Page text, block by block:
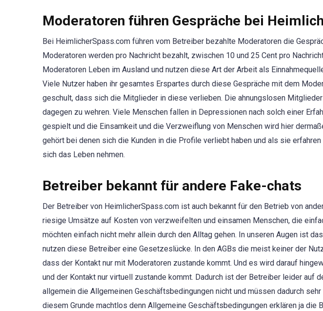
Moderatoren führen Gespräche bei
Bei HeimlicherSpass.com führen vom Betreiber bezahlte Moderatoren die
Moderatoren werden pro Nachricht bezahlt, zwischen 10 und 25 Cent pro
Moderatoren Leben im Ausland und nutzen diese Art der Arbeit als
Viele Nutzer haben ihr gesamtes Erspartes durch diese Gespräche mit dem
geschult, dass sich die Mitglieder in diese verlieben. Die ahnungslosen
dagegen zu wehren. Viele Menschen fallen in Depressionen nach solch einer
gespielt und die Einsamkeit und die Verzweiflung von Menschen wird hier
gehört bei denen sich die Kunden in die Profile verliebt haben und als sie
sich das Leben nehmen.
Betreiber bekannt für andere Fake-chats
Der Betreiber von HeimlicherSpass.com ist auch bekannt für den Betrieb von
riesige Umsätze auf Kosten von verzweifelten und einsamen Menschen, die
möchten einfach nicht mehr allein durch den Alltag gehen. In unseren Augen ist
nutzen diese Betreiber eine Gesetzeslücke. In den AGBs die meist keiner der
dass der Kontakt nur mit Moderatoren zustande kommt. Und es wird darauf
und der Kontakt nur virtuell zustande kommt. Dadurch ist der Betreiber leider auf
allgemein die Allgemeinen Geschäftsbedingungen nicht und müssen dadurch
diesem Grunde machtlos denn Allgemeine Geschäftsbedingungen erklären ja die